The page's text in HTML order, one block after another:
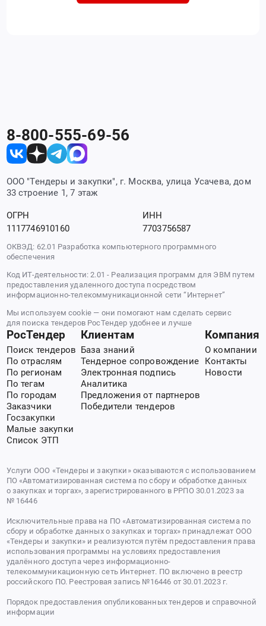
8-800-555-69-56
ООО "Тендеры и закупки", г. Москва, улица Усачева, дом
33 строение 1, 7 этаж
ОГРН
1117746910160
ИНН
7703756587
ОКВЭД: 62.01 Разработка компьютерного программного
обеспечения
Код ИТ-деятельности: 2.01 - Реализация программ для ЭВМ путем
предоставления удаленного доступа посредством
информационно-телекоммуникационной сети “Интернет”
Мы используем cookie — они помогают нам сделать сервис
для поиска тендеров РосТендер удобнее и лучше
РосТендер
Поиск тендеров
По отраслям
По регионам
По тегам
По городам
Заказчики
Госзакупки
Малые закупки
Список ЭТП
Клиентам
База знаний
Тендерное сопровождение
Электронная подпись
Аналитика
Предложения от партнеров
Победители тендеров
Компания
О компании
Контакты
Новости
Услуги ООО «Тендеры и закупки» оказываются с использованием
ПО «Автоматизированная система по сбору и обработке данных
о закупках и торгах», зарегистрированного в РРПО 30.01.2023 за
№ 16446
Исключительные права на ПО «Автоматизированная система по
сбору и обработке данных о закупках и торгах» принадлежат ООО
«Тендеры и закупки» и реализуются путём предоставления права
использования программы на условиях предоставления
удалённого доступа через информационно-
телекоммуникационную сеть Интернет. ПО включено в реестр
российского ПО. Реестровая запись №16446 от 30.01.2023 г.
Порядок предоставления опубликованных тендеров и справочной
информации